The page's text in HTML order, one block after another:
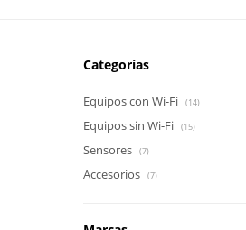
Categorías
Equipos con Wi-Fi (14)
Equipos sin Wi-Fi (15)
Sensores (7)
Accesorios (7)